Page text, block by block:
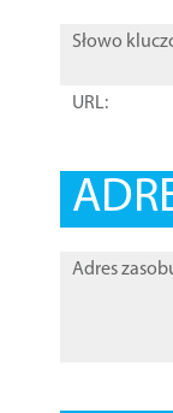
Słowo
URL:
Adres